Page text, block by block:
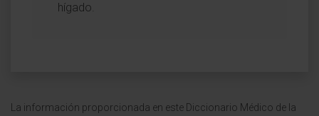
hígado.
La información proporcionada en este Diccionario Médico de la